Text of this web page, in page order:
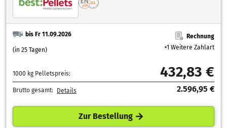
bis Fr 11.09.2026
(in 25 Tagen)
Rechnung
+1 Weitere Zahlart
1000 kg Pelletspreis: 432,83 €
Brutto gesamt: Details 2.596,95 €
Zur Bestellung